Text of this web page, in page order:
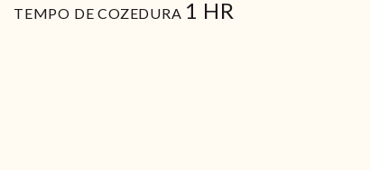
TEMPO DE COZEDURA 1 HORA
HR